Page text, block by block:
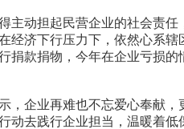
动担起民营企业的社会责任
经济下行压力下，依然心系
捐款捐物，今年在企业亏损
企业再难也不忘爱心奉献，
动去践行企业担当，温暖着